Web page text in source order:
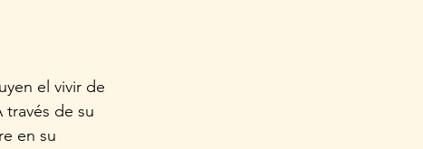
el vivir de
través de su
en su